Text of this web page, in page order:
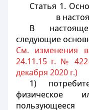
Статья 1.
в
В
следующие
См. изменения
24.11.15 г. №
декабря 2020 г.)
1)
физическое